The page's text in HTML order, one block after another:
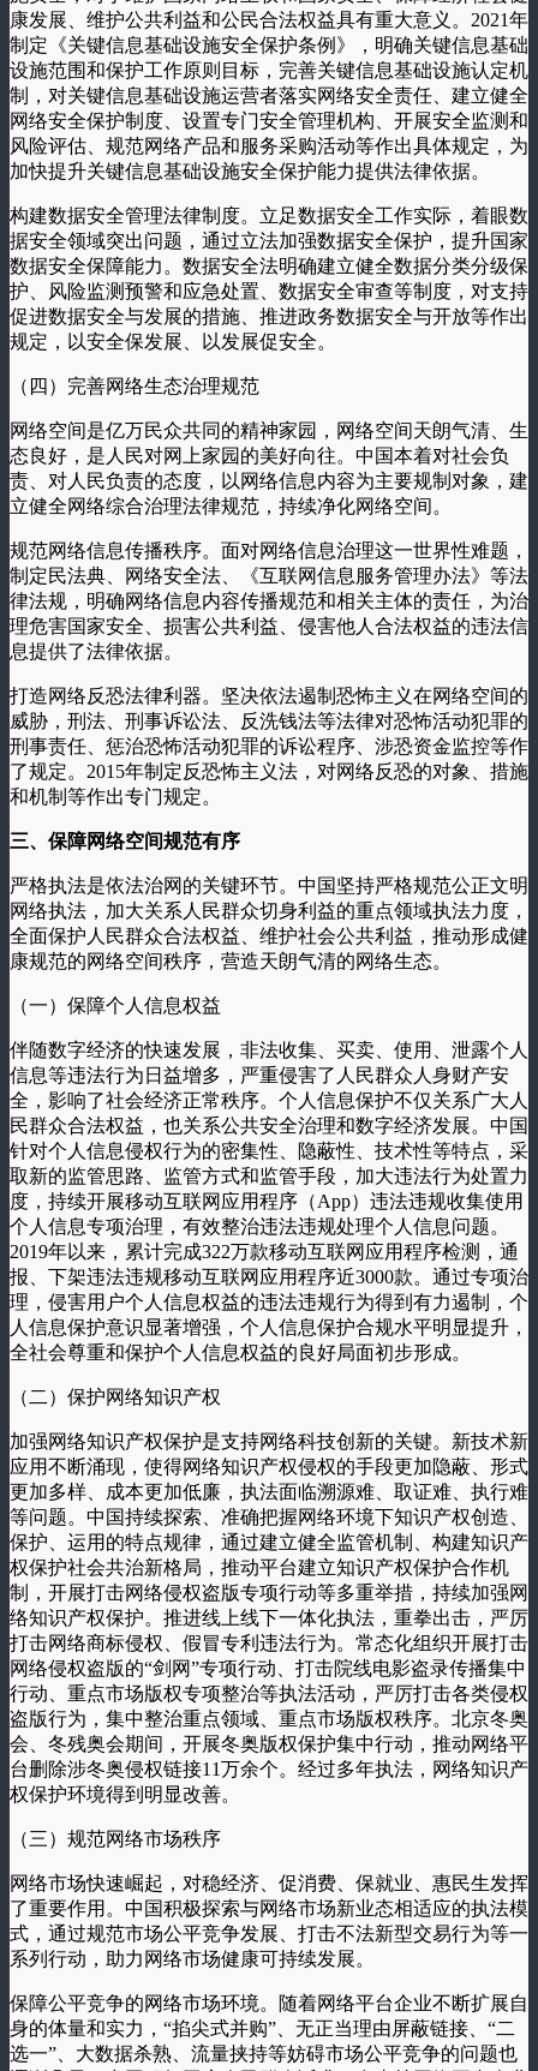
康发展、维护公共利益和公民合法权益具有重大意义。2021年
制定《关键信息基础设施安全保护条例》，明确关键信息基础
设施范围和保护工作原则目标，完善关键信息基础设施认定机
制，对关键信息基础设施运营者落实网络安全责任、建立健全
网络安全保护制度、设置专门安全管理机构、开展安全监测和
风险评估、规范网络产品和服务采购活动等作出具体规定，为
加快提升关键信息基础设施安全保护能力提供法律依据。
构建数据安全管理法律制度。立足数据安全工作实际，着眼数
据安全领域突出问题，通过立法加强数据安全保护，提升国家
数据安全保障能力。数据安全法明确建立健全数据分类分级保
护、风险监测预警和应急处置、数据安全审查等制度，对支持
促进数据安全与发展的措施、推进政务数据安全与开放等作出
规定，以安全保发展、以发展促安全。
（四）完善网络生态治理规范
网络空间是亿万民众共同的精神家园，网络空间天朗气清、生
态良好，是人民对网上家园的美好向往。中国本着对社会负
责、对人民负责的态度，以网络信息内容为主要规制对象，建
立健全网络综合治理法律规范，持续净化网络空间。
规范网络信息传播秩序。面对网络信息治理这一世界性难题，
制定民法典、网络安全法、《互联网信息服务管理办法》等法
律法规，明确网络信息内容传播规范和相关主体的责任，为治
理危害国家安全、损害公共利益、侵害他人合法权益的违法信
息提供了法律依据。
打造网络反恐法律利器。坚决依法遏制恐怖主义在网络空间的
威胁，刑法、刑事诉讼法、反洗钱法等法律对恐怖活动犯罪的
刑事责任、惩治恐怖活动犯罪的诉讼程序、涉恐资金监控等作
了规定。2015年制定反恐怖主义法，对网络反恐的对象、措施
和机制等作出专门规定。
三、保障网络空间规范有序
严格执法是依法治网的关键环节。中国坚持严格规范公正文明
网络执法，加大关系人民群众切身利益的重点领域执法力度，
全面保护人民群众合法权益、维护社会公共利益，推动形成健
康规范的网络空间秩序，营造天朗气清的网络生态。
（一）保障个人信息权益
伴随数字经济的快速发展，非法收集、买卖、使用、泄露个人
信息等违法行为日益增多，严重侵害了人民群众人身财产安
全，影响了社会经济正常秩序。个人信息保护不仅关系广大人
民群众合法权益，也关系公共安全治理和数字经济发展。中国
针对个人信息侵权行为的密集性、隐蔽性、技术性等特点，采
取新的监管思路、监管方式和监管手段，加大违法行为处置力
度，持续开展移动互联网应用程序（App）违法违规收集使用
个人信息专项治理，有效整治违法违规处理个人信息问题。
2019年以来，累计完成322万款移动互联网应用程序检测，通
报、下架违法违规移动互联网应用程序近3000款。通过专项治
理，侵害用户个人信息权益的违法违规行为得到有力遏制，个
人信息保护意识显著增强，个人信息保护合规水平明显提升，
全社会尊重和保护个人信息权益的良好局面初步形成。
（二）保护网络知识产权
加强网络知识产权保护是支持网络科技创新的关键。新技术新
应用不断涌现，使得网络知识产权侵权的手段更加隐蔽、形式
更加多样、成本更加低廉，执法面临溯源难、取证难、执行难
等问题。中国持续探索、准确把握网络环境下知识产权创造、
保护、运用的特点规律，通过建立健全监管机制、构建知识产
权保护社会共治新格局，推动平台建立知识产权保护合作机
制，开展打击网络侵权盗版专项行动等多重举措，持续加强网
络知识产权保护。推进线上线下一体化执法，重拳出击，严厉
打击网络商标侵权、假冒专利违法行为。常态化组织开展打击
网络侵权盗版的“剑网”专项行动、打击院线电影盗录传播集中
行动、重点市场版权专项整治等执法活动，严厉打击各类侵权
盗版行为，集中整治重点领域、重点市场版权秩序。北京冬奥
会、冬残奥会期间，开展冬奥版权保护集中行动，推动网络平
台删除涉冬奥侵权链接11万余个。经过多年执法，网络知识产
权保护环境得到明显改善。
（三）规范网络市场秩序
网络市场快速崛起，对稳经济、促消费、保就业、惠民生发挥
了重要作用。中国积极探索与网络市场新业态相适应的执法模
式，通过规范市场公平竞争发展、打击不法新型交易行为等一
系列行动，助力网络市场健康可持续发展。
保障公平竞争的网络市场环境。随着网络平台企业不断扩展自
身的体量和实力，“掐尖式并购”、无正当理由屏蔽链接、“二
选一”、大数据杀熟、流量挟持等妨碍市场公平竞争的问题也